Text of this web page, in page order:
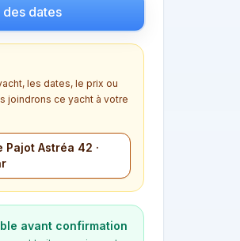
dates
les dates, le prix ou
joindrons ce yacht à votre
Astréa 42 ·
avant confirmation